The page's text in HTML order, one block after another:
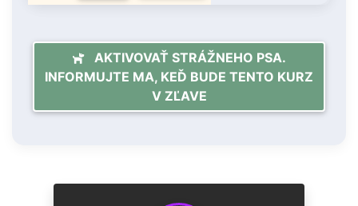
AKTIVOVAŤ STRÁŽNEHO PSA.
INFORMUJTE MA, KEĎ BUDE TENTO KURZ
V ZĽAVE